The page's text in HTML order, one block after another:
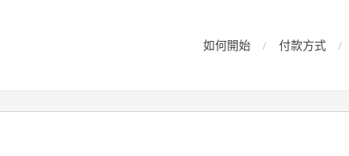
如何開始 付款方式